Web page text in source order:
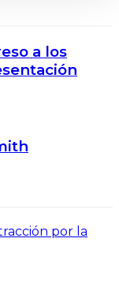
a los